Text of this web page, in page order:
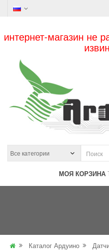
интернет-магазин не
МОЯ КОРЗИНА
Каталог Ардуино